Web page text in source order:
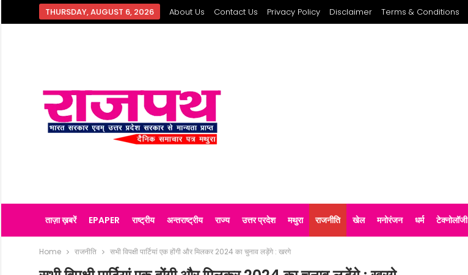
THURSDAY, AUGUST 6, 2026 About Us Contact Us Privacy Policy Disclaimer Terms & Conditions
ताज़ा ख़बरें EPAPER राष्ट्रीय अन्तराष्ट्रीय राज्य उत्तर प्रदेश मथुरा राजनीति खेल मनोरंजन धर्म टेक्नोलॉजी
Home राजनीति सभी विपक्षी पार्टियां एक होंगी और मिलकर 2024 का चुनाव लड़ेंगे : खरगे